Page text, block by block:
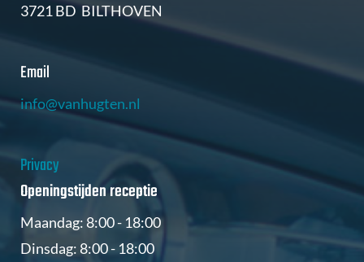
3721 BD BILTHOVEN
Email
info@vanhugten.nl
Privacy
Openingstijden receptie
Maandag: 8:00 - 18:00
Dinsdag: 8:00 - 18:00